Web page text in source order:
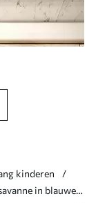
kinderen
in blauwe